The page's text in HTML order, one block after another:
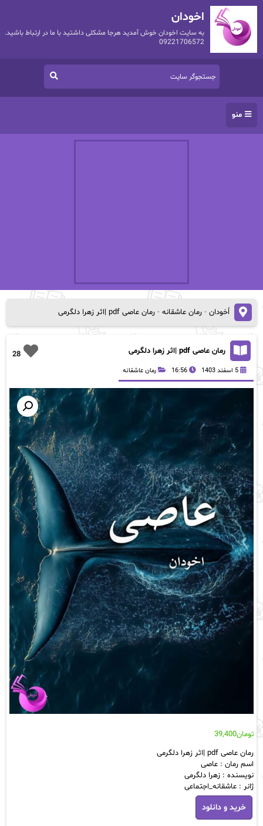
اخودان
به سایت اخودان خوش آمدید هرجا مشکلی داشتید با ما در ارتباط باشید.
09221706572
منو
اُخودان- رمان عاشقانه- رمان عاصی pdf |اثر زهرا دلگرمی
28 رمان عاصی pdf |اثر زهرا دلگرمی
5 اسفند 1403 16:56 رمان عاشقانه
تومان39,400
رمان عاصی pdf |اثر زهرا دلگرمی
اسم رمان : عاصی
نویسنده : زهرا دلگرمی
ژانر : عاشقانه_اجتماعی
رمان
عاصی
pdf
خرید و دانلود